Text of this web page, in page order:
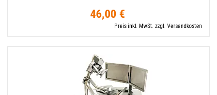
46,00 €
Preis inkl. MwSt. zzgl. Versandkosten